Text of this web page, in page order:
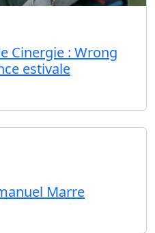
Cinergie : Wrong
estivale
Marre